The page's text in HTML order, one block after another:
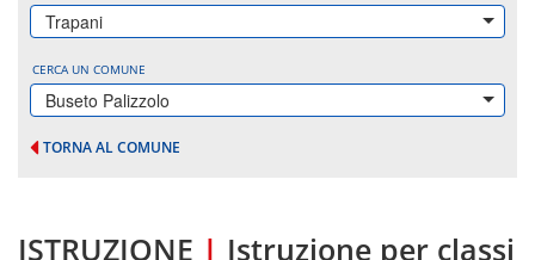
Trapani
CERCA UN COMUNE
Buseto Palizzolo
TORNA AL COMUNE
ISTRUZIONE | Istruzione per classi